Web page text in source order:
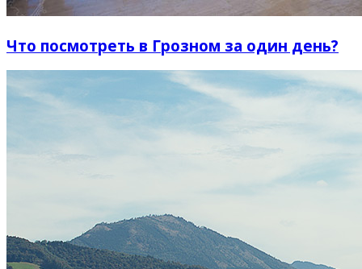
Что посмотреть в Грозном за один день?